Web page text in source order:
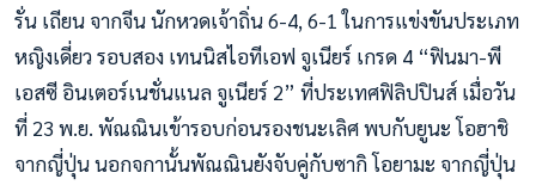
รั่น เถียน จากจีน นักหวดเจ้าถิ่น 6-4, 6-1 ในการแข่งขันประเภท
หญิงเดี่ยว รอบสอง เทนนิสไอทีเอฟ จูเนียร์ เกรด 4 “ฟินมา-พี
เอสซี อินเตอร์เนชั่นแนล จูเนียร์ 2” ที่ประเทศฟิลิปปินส์ เมื่อวัน
ที่ 23 พ.ย. พัณณินเข้ารอบก่อนรองชนะเลิศ พบกับยูนะ โอฮาชิ
จากญี่ปุ่น นอกจกานั้นพัณณินยังจับคู่กับซากิ โอยามะ จากญี่ปุ่น